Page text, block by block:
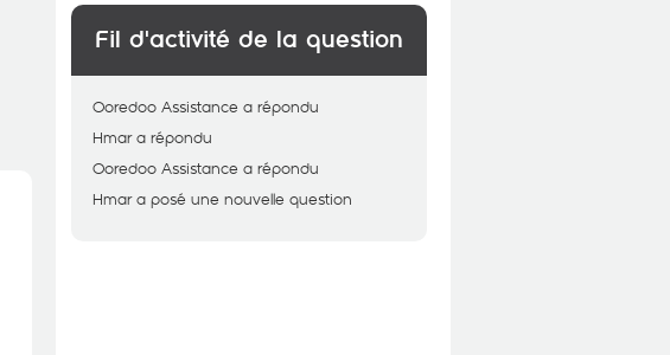
Fil d'activité de la question
Ooredoo Assistance a répondu
Hmar a répondu
Ooredoo Assistance a répondu
Hmar a posé une nouvelle question